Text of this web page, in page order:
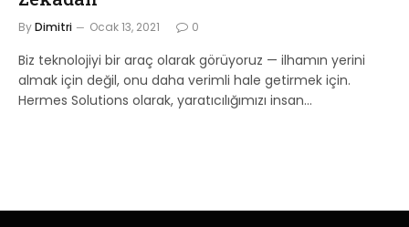
ByDimitri Ocak 13, 2021 0
Biz teknolojiyi bir araç olarak görüyoruz — ilhamın yerini
almak için değil, onu daha verimli hale getirmek için.
Hermes Solutions olarak, yaratıcılığımızı insan…